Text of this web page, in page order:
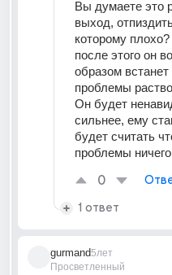
Вы думаете это
выход,
которому
после этого он
образом встанет
проблемы
Он будет
сильнее, ему
будет считать
проблемы ничего
0
1 ответ
gurmand
Просветленный
5лет